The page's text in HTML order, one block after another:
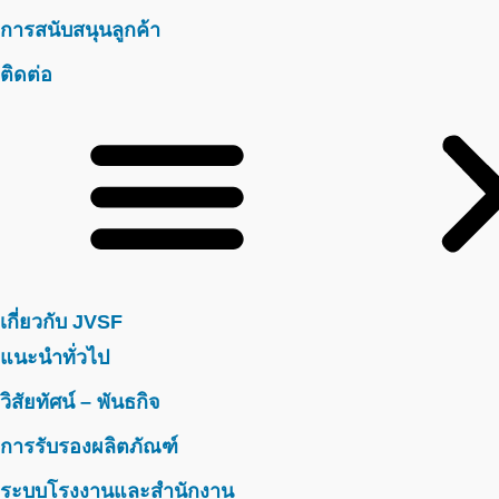
การสนับสนุนลูกค้า
ติดต่อ
เกี่ยวกับ JVSF
แนะนำทั่วไป
วิสัยทัศน์ – พันธกิจ
การรับรองผลิตภัณฑ์
ระบบโรงงานและสำนักงาน